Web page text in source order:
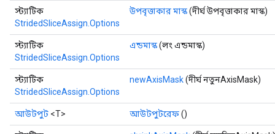
স্ট্যাটিক
StridedSliceAssign.Options
উপবৃত্তাকার মাস্ক(দীর্ঘ উপবৃত্তাকার মাস্ক)
স্ট্যাটিক
StridedSliceAssign.Options
এন্ডমাস্ক(লং এন্ডমাস্ক)
স্ট্যাটিক
StridedSliceAssign.Options
newAxisMask(দীর্ঘ নতুনAxisMask)
আউটপুট <T> আউটপুটরেফ()